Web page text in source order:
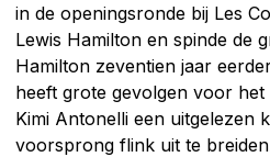
in de openingsronde bij Les
Lewis Hamilton en spinde de
Hamilton zeventien jaar
heeft grote gevolgen voor
Kimi Antonelli een uitgelezen
voorsprong flink uit te